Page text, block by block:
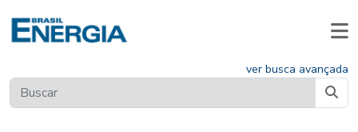
ver busca avançada